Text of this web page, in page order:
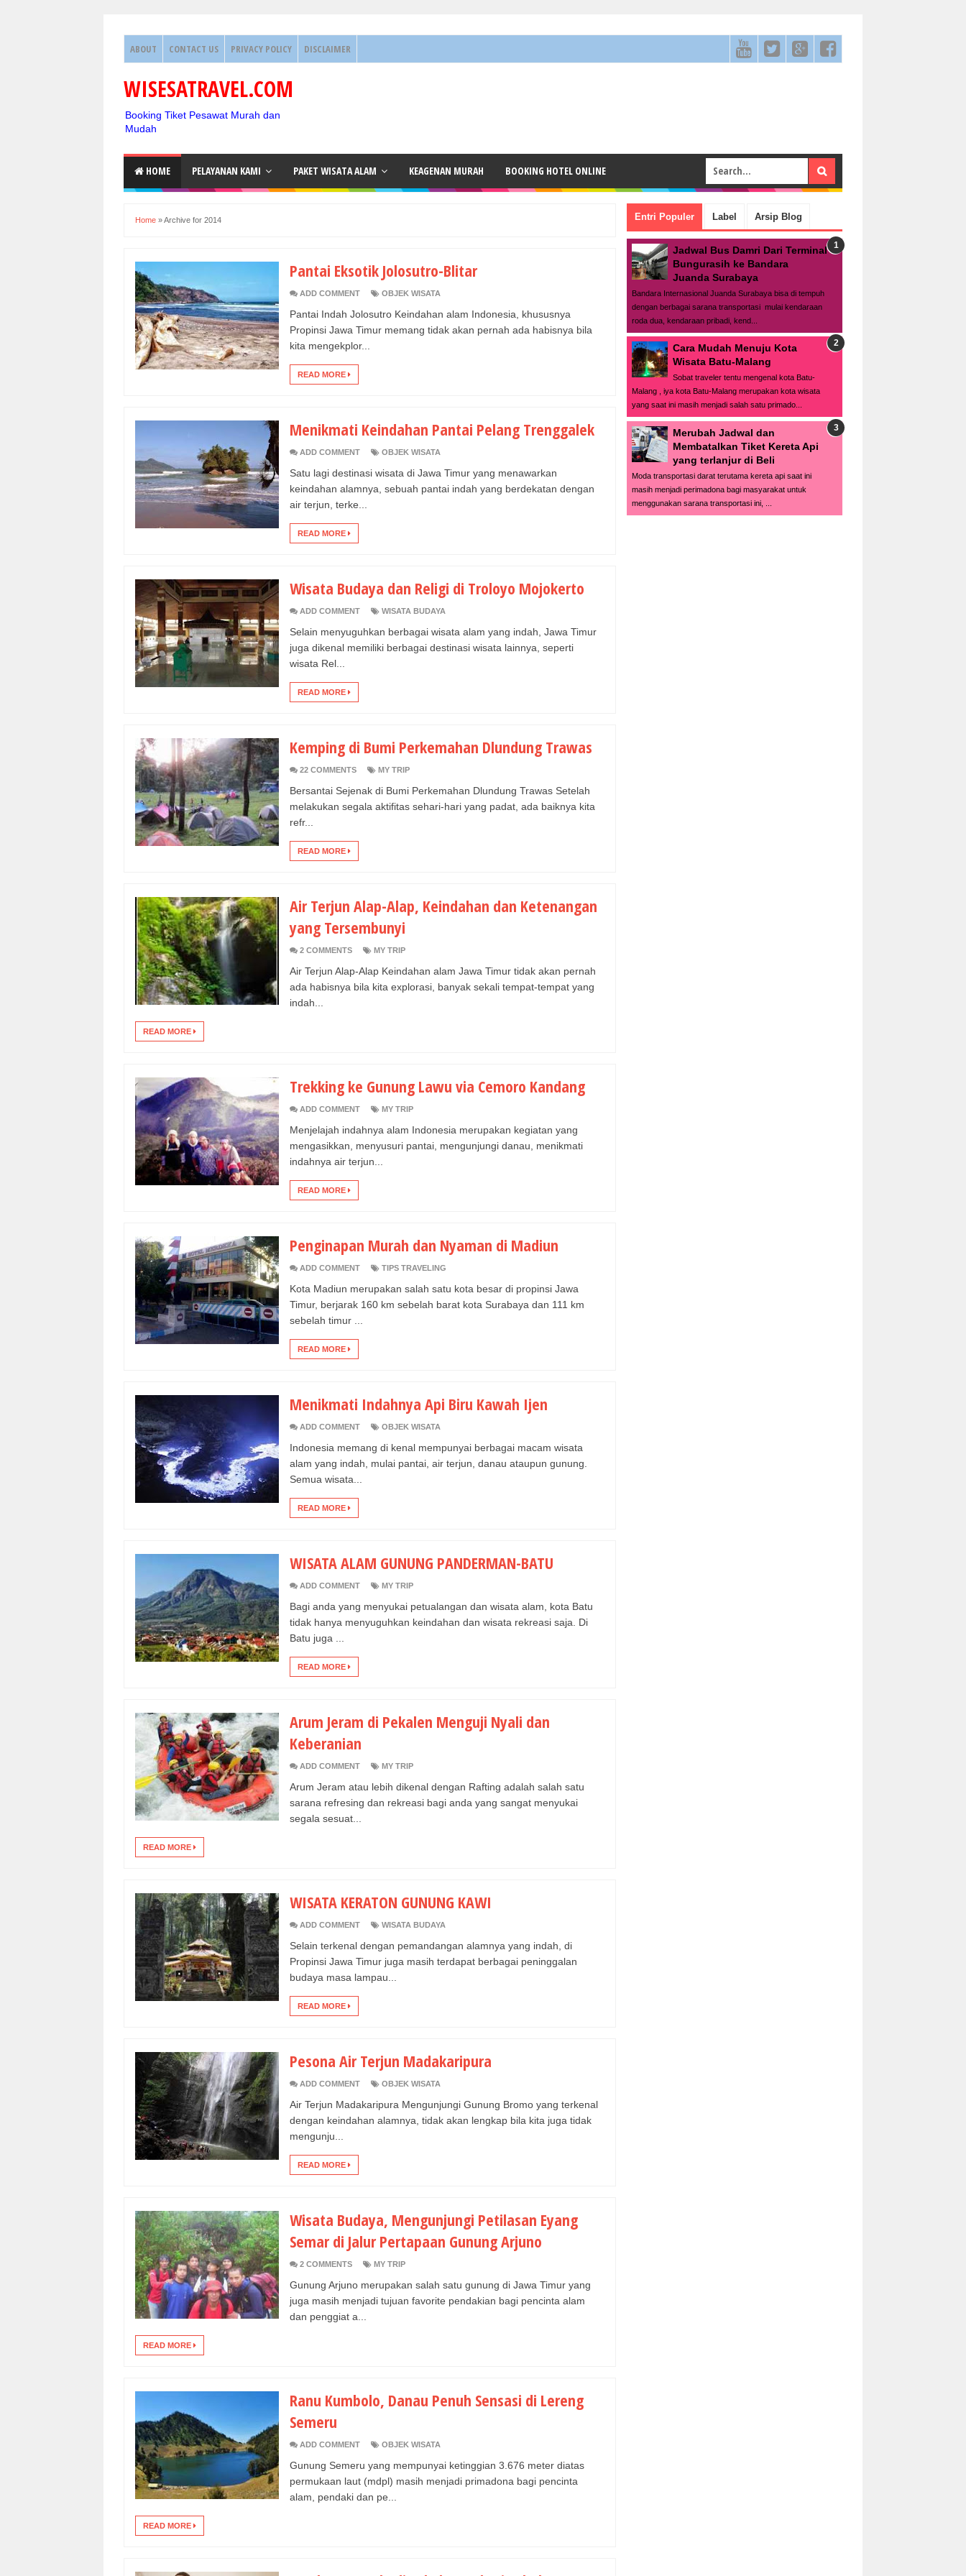
ABOUT CONTACT US PRIVACY POLICY DISCLAIMER
WISESATRAVEL.COM
Booking Tiket Pesawat Murah dan
Mudah
HOME PELAYANAN KAMI PAKET WISATA ALAM KEAGENAN MURAH BOOKING HOTEL ONLINE
Home »Archive for 2014
Pantai Eksotik Jolosutro-Blitar
ADD COMMENT OBJEK WISATA
Pantai Indah Jolosutro Keindahan alam Indonesia, khususnya
Propinsi Jawa Timur memang tidak akan pernah ada habisnya bila
kita mengekplor...
READ MORE
Menikmati Keindahan Pantai Pelang Trenggalek
ADD COMMENT OBJEK WISATA
Satu lagi destinasi wisata di Jawa Timur yang menawarkan
keindahan alamnya, sebuah pantai indah yang berdekatan dengan
air terjun, terke...
READ MORE
Wisata Budaya dan Religi di Troloyo Mojokerto
ADD COMMENT WISATA BUDAYA
Selain menyuguhkan berbagai wisata alam yang indah, Jawa Timur
juga dikenal memiliki berbagai destinasi wisata lainnya, seperti
wisata Rel...
READ MORE
Kemping di Bumi Perkemahan Dlundung Trawas
22 COMMENTS MY TRIP
Bersantai Sejenak di Bumi Perkemahan Dlundung Trawas Setelah
melakukan segala aktifitas sehari-hari yang padat, ada baiknya kita
refr...
READ MORE
Air Terjun Alap-Alap, Keindahan dan Ketenangan
yang Tersembunyi
2 COMMENTS MY TRIP
Air Terjun Alap-Alap Keindahan alam Jawa Timur tidak akan pernah
ada habisnya bila kita explorasi, banyak sekali tempat-tempat yang
indah...
READ MORE
Trekking ke Gunung Lawu via Cemoro Kandang
ADD COMMENT MY TRIP
Menjelajah indahnya alam Indonesia merupakan kegiatan yang
mengasikkan, menyusuri pantai, mengunjungi danau, menikmati
indahnya air terjun...
READ MORE
Penginapan Murah dan Nyaman di Madiun
ADD COMMENT TIPS TRAVELING
Kota Madiun merupakan salah satu kota besar di propinsi Jawa
Timur, berjarak 160 km sebelah barat kota Surabaya dan 111 km
sebelah timur ...
READ MORE
Menikmati Indahnya Api Biru Kawah Ijen
ADD COMMENT OBJEK WISATA
Indonesia memang di kenal mempunyai berbagai macam wisata
alam yang indah, mulai pantai, air terjun, danau ataupun gunung.
Semua wisata...
READ MORE
WISATA ALAM GUNUNG PANDERMAN-BATU
ADD COMMENT MY TRIP
Bagi anda yang menyukai petualangan dan wisata alam, kota Batu
tidak hanya menyuguhkan keindahan dan wisata rekreasi saja. Di
Batu juga ...
READ MORE
Arum Jeram di Pekalen Menguji Nyali dan
Keberanian
ADD COMMENT MY TRIP
Arum Jeram atau lebih dikenal dengan Rafting adalah salah satu
sarana refresing dan rekreasi bagi anda yang sangat menyukai
segala sesuat...
READ MORE
WISATA KERATON GUNUNG KAWI
ADD COMMENT WISATA BUDAYA
Selain terkenal dengan pemandangan alamnya yang indah, di
Propinsi Jawa Timur juga masih terdapat berbagai peninggalan
budaya masa lampau...
READ MORE
Pesona Air Terjun Madakaripura
ADD COMMENT OBJEK WISATA
Air Terjun Madakaripura Mengunjungi Gunung Bromo yang terkenal
dengan keindahan alamnya, tidak akan lengkap bila kita juga tidak
mengunju...
READ MORE
Wisata Budaya, Mengunjungi Petilasan Eyang
Semar di Jalur Pertapaan Gunung Arjuno
2 COMMENTS MY TRIP
Gunung Arjuno merupakan salah satu gunung di Jawa Timur yang
juga masih menjadi tujuan favorite pendakian bagi pencinta alam
dan penggiat a...
READ MORE
Ranu Kumbolo, Danau Penuh Sensasi di Lereng
Semeru
ADD COMMENT OBJEK WISATA
Gunung Semeru yang mempunyai ketinggian 3.676 meter diatas
permukaan laut (mdpl) masih menjadi primadona bagi pencinta
alam, pendaki dan pe...
READ MORE
Entri Populer Label Arsip Blog
Jadwal Bus Damri Dari Terminal
Bungurasih ke Bandara
Juanda Surabaya
Bandara Internasional Juanda Surabaya bisa di tempuh
dengan berbagai sarana transportasi mulai kendaraan
roda dua, kendaraan pribadi, kend...
Cara Mudah Menuju Kota
Wisata Batu-Malang
Sobat traveler tentu mengenal kota Batu-
Malang , iya kota Batu-Malang merupakan kota wisata
yang saat ini masih menjadi salah satu primado...
Merubah Jadwal dan
Membatalkan Tiket Kereta Api
yang terlanjur di Beli
Moda transportasi darat terutama kereta api saat ini
masih menjadi perimadona bagi masyarakat untuk
menggunakan sarana transportasi ini, ...